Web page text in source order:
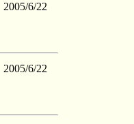
2005/6/22
2005/6/22